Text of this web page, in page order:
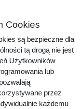
Cookies
są bezpieczne dla
tą drogą nie jest
Użytkowników
lub
przez
każdemu